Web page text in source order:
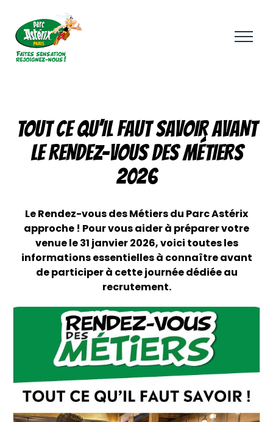
TOUT CE QU’IL FAUT SAVOIR AVANT
LE RENDEZ-VOUS DES MÉTIERS
2026
Le Rendez-vous des Métiers du Parc Astérix
approche ! Pour vous aider à préparer votre
venue le 31 janvier 2026, voici toutes les
informations essentielles à connaître avant
de participer à cette journée dédiée au
recrutement.